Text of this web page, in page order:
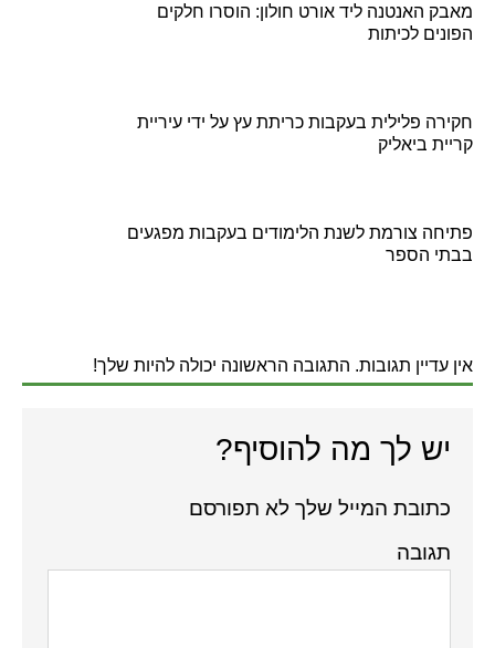
מאבק האנטנה ליד אורט חולון: הוסרו חלקים
הפונים לכיתות
חקירה פלילית בעקבות כריתת עץ על ידי עיריית
קריית ביאליק
פתיחה צורמת לשנת הלימודים בעקבות מפגעים
בבתי הספר
אין עדיין תגובות. התגובה הראשונה יכולה להיות שלך!
יש לך מה להוסיף?
כתובת המייל שלך לא תפורסם
תגובה